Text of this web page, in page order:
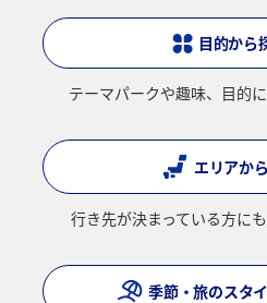
表示される場合があります。
・ANA独自の相互利用可能空港(福岡/
年5月18日をもちまして終了となりま
目的から
テーマパークや趣味、 目的
エリアか
行き先が決まっている方にも
季節・旅のスタ